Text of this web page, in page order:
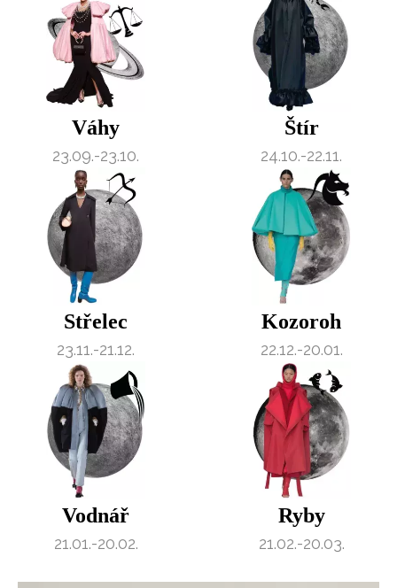
Váhy
23.09.-23.10.
Štír
24.10.-22.11.
Střelec
23.11.-21.12.
Kozoroh
22.12.-20.01.
Vodnář
21.01.-20.02.
Ryby
21.02.-20.03.